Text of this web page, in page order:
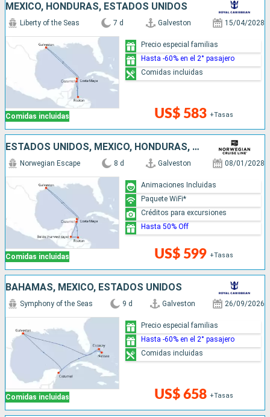
MÉXICO, HONDURAS, ESTADOS UNIDOS
Comidas incluidas
Liberty of the Seas 7 d Galveston 15/04/2028
US$ 583 +Tasas
Precio especial familias
Hasta -60% en el 2° pasajero
Comidas incluidas
ESTADOS UNIDOS, MÉXICO, HONDURAS, BELICE
Comidas incluidas
Norwegian Escape 8 d Galveston 08/01/2028
US$ 599 +Tasas
Animaciones Incluidas
Paquete WiFi*
Créditos para excursiones
Hasta 50% Off
BAHAMAS, MÉXICO, ESTADOS UNIDOS
Comidas incluidas
Symphony of the Seas 9 d Galveston 26/09/2026
US$ 658 +Tasas
Precio especial familias
Hasta -60% en el 2° pasajero
Comidas incluidas